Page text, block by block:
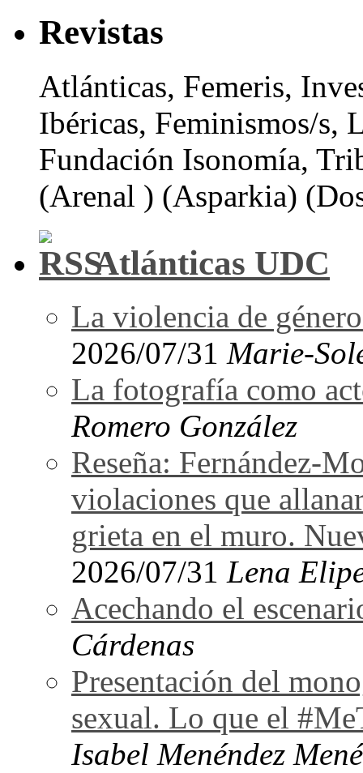
Revistas
Atlánticas, Femeris,
Ibéricas, Feminismos/s,
Fundación Isonomía,
(Arenal ) (Asparkia)
Atlánticas UDC
La violencia de
2026/07/31 Marie-
La fotografía como
Romero González
Reseña: Fernández-
violaciones que
grieta en el muro.
2026/07/31 Lena
Acechando el
Cárdenas
Presentación del
sexual. Lo que el
Isabel Menéndez